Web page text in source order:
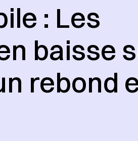
: Les
baisse
rebond